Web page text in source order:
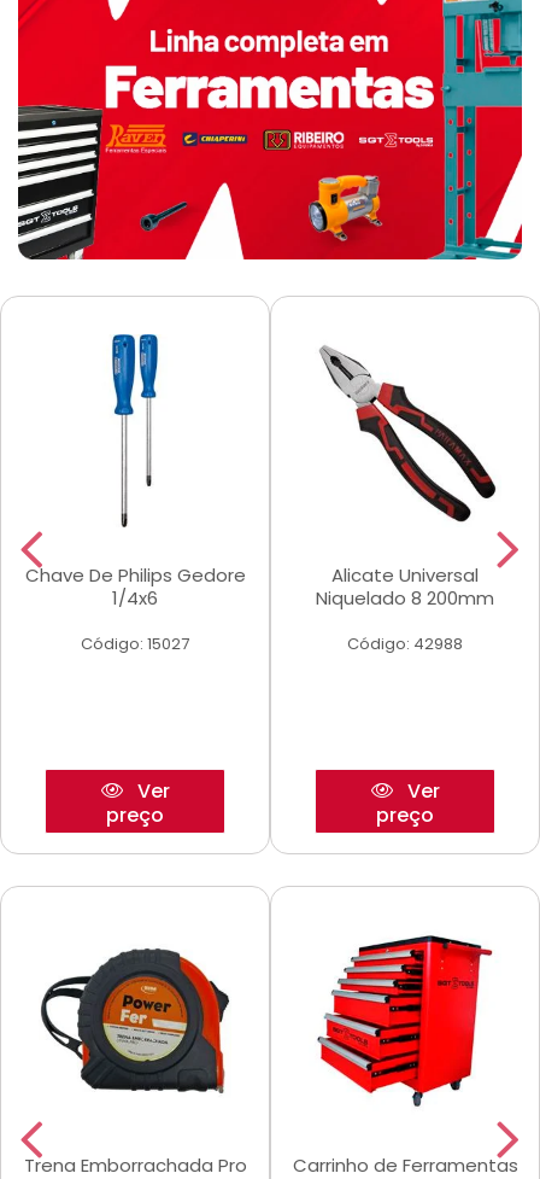
Chave De Philips Gedore
1/4x6
Código: 15027
Ver
preço
Alicate Universal
Niquelado 8 200mm
Código: 42988
Ver
preço
Trena Emborrachada Pro
Carrinho de Ferramentas